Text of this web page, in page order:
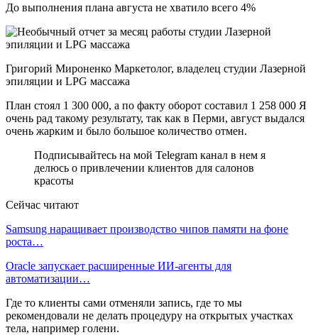
До выполнения плана августа не хватило всего 4%
Григорий Мироненко Маркетолог, владелец студии Лазерной
эпиляции и LPG массажа
План стоял 1 300 000, а по факту оборот составил 1 258 000 Я
очень рад такому результату, так как в Перми, август выдался
очень жарким и было большое количество отмен.
Подписывайтесь на мой Telegram канал в нем я
делюсь о привлечении клиентов для салонов
красоты
Сейчас читают
Samsung наращивает производство чипов памяти на фоне
роста…
Oracle запускает расширенные ИИ‑агенты для
автоматизации…
Где то клиенты сами отменяли запись, где то мы
рекомендовали не делать процедуру на открытых участках
тела, например голени.